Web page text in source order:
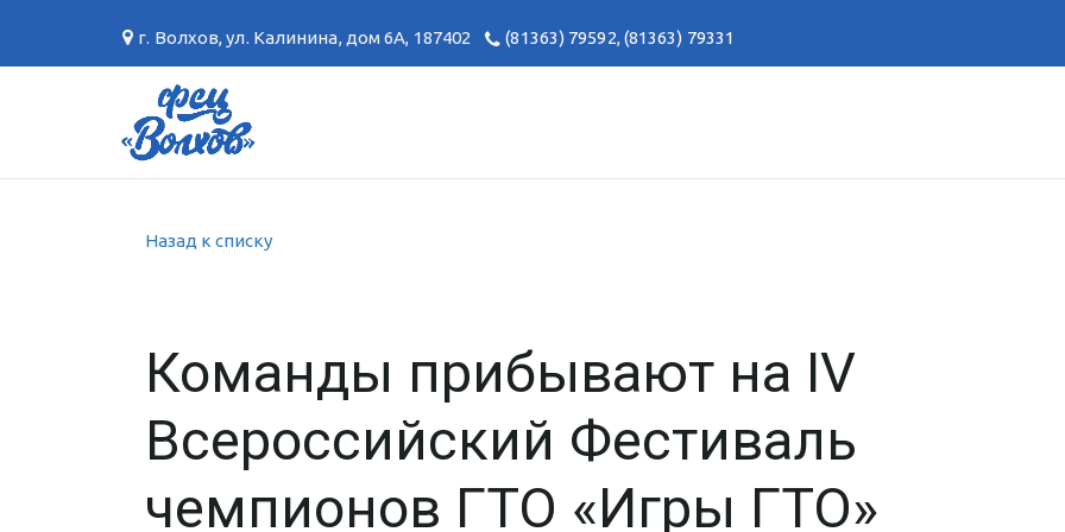
г. Волхов,ул. Калинина, дом 6А, 187402 (81363) 79592,(81363) 79331
Назад к списку
Команды прибывают на IV
Всероссийский Фестиваль
чемпионов ГТО «Игры ГТО»